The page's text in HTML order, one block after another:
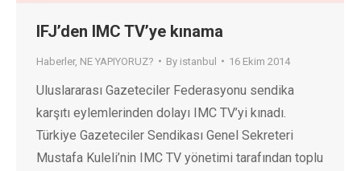
IFJ’den IMC TV’ye kınama
Haberler, NE YAPIYORUZ? By istanbul 16 Ekim 2014
Uluslararası Gazeteciler Federasyonu sendika
karşıtı eylemlerinden dolayı IMC TV’yi kınadı.
Türkiye Gazeteciler Sendikası Genel Sekreteri
Mustafa Kuleli’nin IMC TV yönetimi tarafından toplu